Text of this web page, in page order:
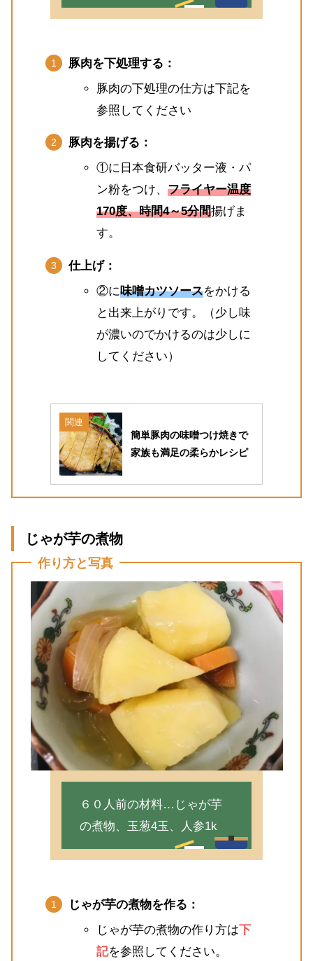
豚肉を下処理する：
豚肉の下処理の仕方は下記を
参照してください
豚肉を揚げる：
①に日本食研バッター液・パ
ン粉をつけ、 フライヤー温度
170度、時間4～5分間揚げま
す。
仕上げ：
②に味噌カツソースをかける
と出来上がりです。（少し味
が濃いのでかけるのは少しに
してください）
関連
簡単豚肉の味噌つけ焼きで
家族も満足の柔らかレシピ
じゃが芋の煮物
作り方と写真
６０人前の材料…じゃが芋
の煮物、玉葱4玉、人参1k
じゃが芋の煮物を作る：
じゃが芋の煮物の作り方は下
記を参照してください。